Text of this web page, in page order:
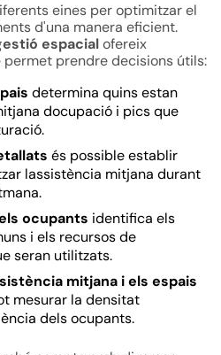
eines per optimitzar el
d'una manera eficient.
espacialofereix
prendre decisions útils:
determina quins estan
docupació i pics que
és possible establir
lassistència mitjana durant
ocupants identifica els
i els recursos de
seran utilitzats.
mitjana i els espais
mesurar la densitat
dels ocupants.